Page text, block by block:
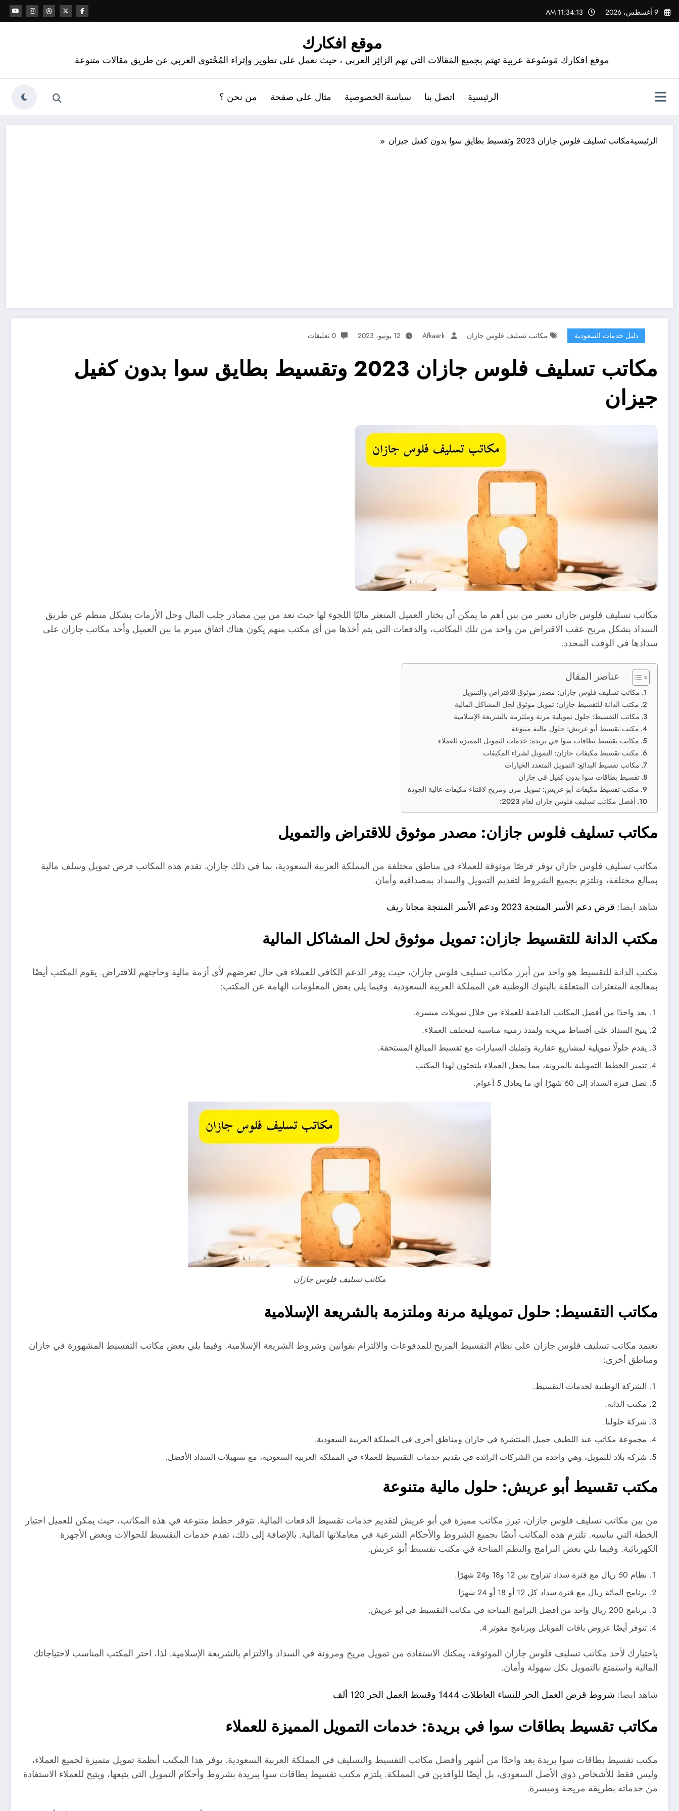
التجاوز
إلى
9 أغسطس، 2026 11:34:14 AM
موقع افكارك
موقع افكارك مَوسُوعة عربية تهتم بجميع المَقالات التي تهم الزائِر العربي ، حيث نعمل على تطوير وإثراء المُحْتوى العربي عن طريق مقالات متنوعة
الرئيسية اتصل بنا سياسة الخصوصية مثال على صفحة من نحن ؟
الرئيسيةمكاتب تسليف فلوس جازان 2023 وتقسيط بطايق سوا بدون كفيل جيزان
دليل خدمات السعودية مكاتب تسليف فلوس جازان Afkaark 12 يونيو، 2023 0 تعليقات
مكاتب تسليف فلوس جازان 2023 وتقسيط بطايق سوا بدون كفيل
جيزان
مكاتب تسليف فلوس جازان تعتبر من بين أهم ما يمكن أن يختار العميل المتعثر ماليًا اللجوء لها حيث تعد من بين مصادر جلب المال وحل الأزمات بشكل منظم عن طريق
السداد بشكل مريح عقب الاقتراض من واحد من تلك المكاتب، والدفعات التي يتم أخذها من أي مكتب منهم يكون هناك اتفاق مبرم ما بين العميل وأحد مكاتب جازان على
سدادها في الوقت المحدد.
عناصر المقال
مكاتب تسليف فلوس جازان: مصدر موثوق للاقتراض والتمويل
مكتب الدانة للتقسيط جازان: تمويل موثوق لحل المشاكل المالية
مكاتب التقسيط: حلول تمويلية مرنة وملتزمة بالشريعة الإسلامية
مكتب تقسيط أبو عريش: حلول مالية متنوعة
مكاتب تقسيط بطاقات سوا في بريدة: خدمات التمويل المميزة للعملاء
مكتب تقسيط مكيفات جازان: التمويل لشراء المكيفات
مكاتب تقسيط البدائع: التمويل المتعدد الخيارات
تقسيط بطاقات سوا بدون كفيل في جازان
مكتب تقسيط مكيفات أبو عريش: تمويل مرن ومريح لاقتناء مكيفات عالية الجودة
أفضل مكاتب تسليف فلوس جازان لعام 2023:
مكاتب تسليف فلوس جازان: مصدر موثوق للاقتراض والتمويل
مكاتب تسليف فلوس جازان توفر فرصًا موثوقة للعملاء في مناطق مختلفة من المملكة العربية السعودية، بما في ذلك جازان. تقدم هذه المكاتب فرص تمويل وسلف مالية
بمبالغ مختلفة، وتلتزم بجميع الشروط لتقديم التمويل والسداد بمصداقية وأمان.
شاهد ايضا: قرض دعم الأسر المنتجة 2023 ودعم الأسر المنتجة مجانا ريف
مكتب الدانة للتقسيط جازان: تمويل موثوق لحل المشاكل المالية
مكتب الدانة للتقسيط هو واحد من أبرز مكاتب تسليف فلوس جازان، حيث يوفر الدعم الكافي للعملاء في حال تعرضهم لأي أزمة مالية وحاجتهم للاقتراض. يقوم المكتب أيضًا
بمعالجة المتعثرات المتعلقة بالبنوك الوطنية في المملكة العربية السعودية. وفيما يلي بعض المعلومات الهامة عن المكتب:
يعد واحدًا من أفضل المكاتب الداعمة للعملاء من خلال تمويلات ميسرة.
يتيح السداد على أقساط مريحة ولمدد زمنية مناسبة لمختلف العملاء.
يقدم حلولًا تمويلية لمشاريع عقارية وتمليك السيارات مع تقسيط المبالغ المستحقة.
تتميز الخطط التمويلية بالمرونة، مما يجعل العملاء يلتجئون لهذا المكتب.
تصل فترة السداد إلى 60 شهرًا أي ما يعادل 5 أعوام.
مكاتب تسليف فلوس جازان
مكاتب التقسيط: حلول تمويلية مرنة وملتزمة بالشريعة الإسلامية
تعتمد مكاتب تسليف فلوس جازان على نظام التقسيط المريح للمدفوعات والالتزام بقوانين وشروط الشريعة الإسلامية. وفيما يلي بعض مكاتب التقسيط المشهورة في جازان
ومناطق أخرى:
الشركة الوطنية لخدمات التقسيط.
مكتب الدانة.
شركة حلولنا.
مجموعة مكاتب عبد اللطيف جميل المنتشرة في جازان ومناطق أخرى في المملكة العربية السعودية.
شركة بلاد للتمويل، وهي واحدة من الشركات الرائدة في تقديم خدمات التقسيط للعملاء في المملكة العربية السعودية، مع تسهيلات السداد الأفضل.
مكتب تقسيط أبو عريش: حلول مالية متنوعة
من بين مكاتب تسليف فلوس جازان، تبرز مكاتب مميزة في أبو عريش لتقديم خدمات تقسيط الدفعات المالية. تتوفر خطط متنوعة في هذه المكاتب، حيث يمكن للعميل اختيار
الخطة التي تناسبه. تلتزم هذه المكاتب أيضًا بجميع الشروط والأحكام الشرعية في معاملاتها المالية. بالإضافة إلى ذلك، تقدم خدمات التقسيط للجوالات وبعض الأجهزة
الكهربائية. وفيما يلي بعض البرامج والنظم المتاحة في مكتب تقسيط أبو عريش:
نظام 50 ريال مع فترة سداد تتراوح بين 12 و18 و24 شهرًا.
برنامج المائة ريال مع فترة سداد كل 12 أو 18 أو 24 شهرًا.
برنامج 200 ريال واحد من أفضل البرامج المتاحة في مكاتب التقسيط في أبو عريش.
تتوفر أيضًا عروض باقات الموبايل وبرنامج مفوتر 4.
باختيارك لأحد مكاتب تسليف فلوس جازان الموثوقة، يمكنك الاستفادة من تمويل مريح ومرونة في السداد والالتزام بالشريعة الإسلامية. لذا، اختر المكتب المناسب لاحتياجاتك
المالية واستمتع بالتمويل بكل سهولة وأمان.
شاهد ايضا: شروط قرض العمل الحر للنساء العاطلات 1444 وقسط العمل الحر 120 ألف
مكاتب تقسيط بطاقات سوا في بريدة: خدمات التمويل المميزة للعملاء
مكتب تقسيط بطاقات سوا بريدة يعد واحدًا من أشهر وأفضل مكاتب التقسيط والتسليف في المملكة العربية السعودية. يوفر هذا المكتب أنظمة تمويل متميزة لجميع العملاء،
وليس فقط للأشخاص ذوي الأصل السعودي، بل أيضًا للوافدين في المملكة. يلتزم مكتب تقسيط بطاقات سوا ببريدة بشروط وأحكام التمويل التي يتبعها، ويتيح للعملاء الاستفادة
من خدماته بطريقة مريحة وميسرة.